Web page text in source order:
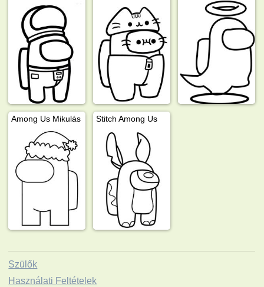
Among Us Mikulás Stitch Among Us
Szülők
Használati Feltételek